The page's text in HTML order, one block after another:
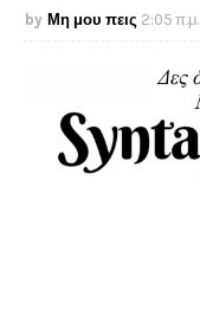
Μη μου πεις 2:05 π.μ.